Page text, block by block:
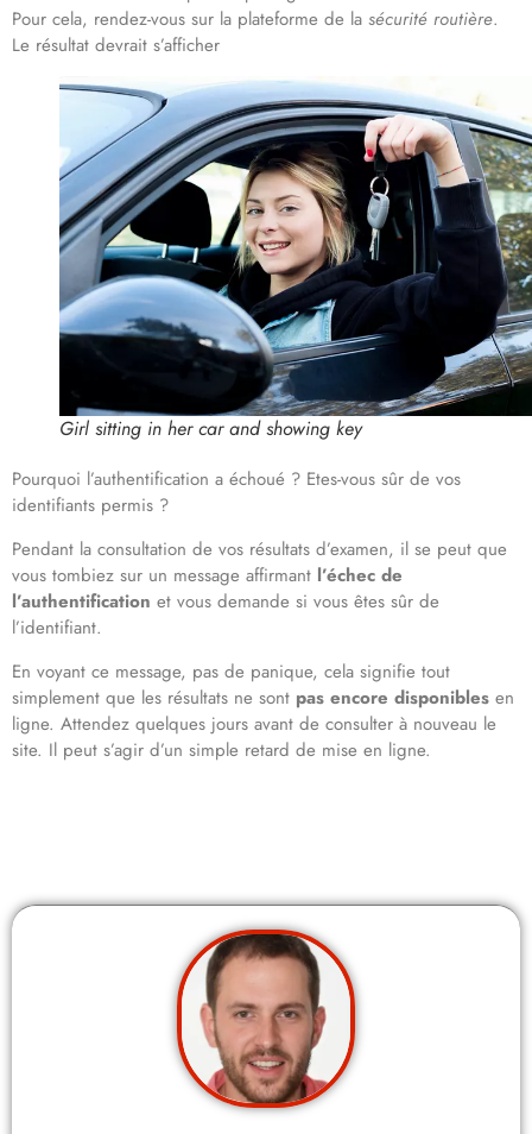
Pour cela, rendez-vous sur la plateforme de la sécurité routière.
Le résultat devrait s’afficher
Girl sitting in her car and showing key
Pourquoi l’authentification a échoué ? Etes-vous sûr de vos
identifiants permis ?
Pendant la consultation de vos résultats d’examen, il se peut que
vous tombiez sur un message affirmant l’échec de
l’authentification et vous demande si vous êtes sûr de
l’identifiant.
En voyant ce message, pas de panique, cela signifie tout
simplement que les résultats ne sont pas encore disponibles en
ligne. Attendez quelques jours avant de consulter à nouveau le
site. Il peut s’agir d’un simple retard de mise en ligne.